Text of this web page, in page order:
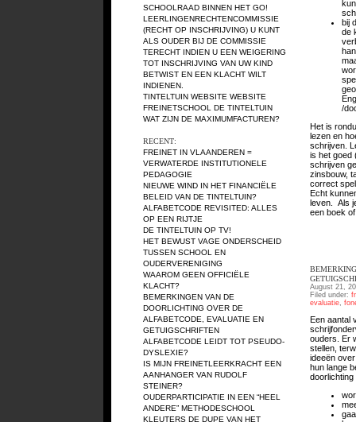
SCHOOLRAAD BINNEN HET GO!
LEERLINGENRECHTENCOMMISSIE
(RECHT OP INSCHRIJVING) U KUNT
ALS OUDER BIJ DE COMMISSIE
TERECHT INDIEN U EEN WEIGERING
TOT INSCHRIJVING VAN UW KIND
BETWIST EN EEN KLACHT WILT
INDIENEN.
TINTELTUIN WEBSITE WEBSITE
FREINETSCHOOL DE TINTELTUIN
WAT ZIJN DE MAXIMUMFACTUREN?
RECENT:
FREINET IN VLAANDEREN =
VERWATERDE INSTITUTIONELE
PEDAGOGIE
NIEUWE WIND IN HET FINANCIËLE
BELEID VAN DE TINTELTUIN?
ALFABETCODE REVISITED: ALLES
OP EEN RIJTJE
DE TINTELTUIN OP TV!
HET BEWUST VAGE ONDERSCHEID
TUSSEN SCHOOL EN
OUDERVERENIGING
WAAROM GEEN OFFICIËLE
KLACHT?
BEMERKINGEN VAN DE
DOORLICHTING OVER DE
ALFABETCODE, EVALUATIE EN
GETUIGSCHRIFTEN
ALFABETCODE LEIDT TOT PSEUDO-
DYSLEXIE?
IS MIJN FREINETLEERKRACHT EEN
AANHANGER VAN RUDOLF
STEINER?
OUDERPARTICIPATIE IN EEN “HEEL
ANDERE” METHODESCHOOL
KLEUTERS DE DUPE VAN HET
bij
de
/
Het is
lezen en
schrijven.
is het goed
schrijven
zinsbouw,
correct
Echt
leven. Als
een boek
August 21,
Filed under:
evaluatie
Een aantal
ouders. Er
stellen,
ideeën
hun lange